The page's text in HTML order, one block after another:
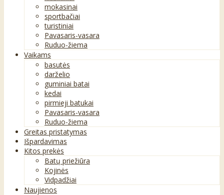
mokasinai
sportbačiai
turistiniai
Pavasaris-vasara
Ruduo-žiema
Vaikams
basutės
darželio
guminiai batai
kedai
pirmieji batukai
Pavasaris-vasara
Ruduo-žiema
Greitas pristatymas
Išpardavimas
Kitos prekės
Batų priežiūra
Kojinės
Vidpadžiai
Naujienos